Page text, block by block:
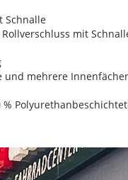
Schnalle
mit
und mehrere
%